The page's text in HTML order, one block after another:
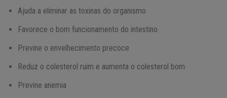
Ajuda a eliminar as toxinas do organismo
Favorece o bom funcionamento do intestino
Previne o envelhecimento precoce
Reduz o colesterol ruim e aumenta o colesterol bom
Previne anemia